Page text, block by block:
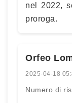
nel 2022,
proroga.
Orfeo
2025-04-18
Numero di